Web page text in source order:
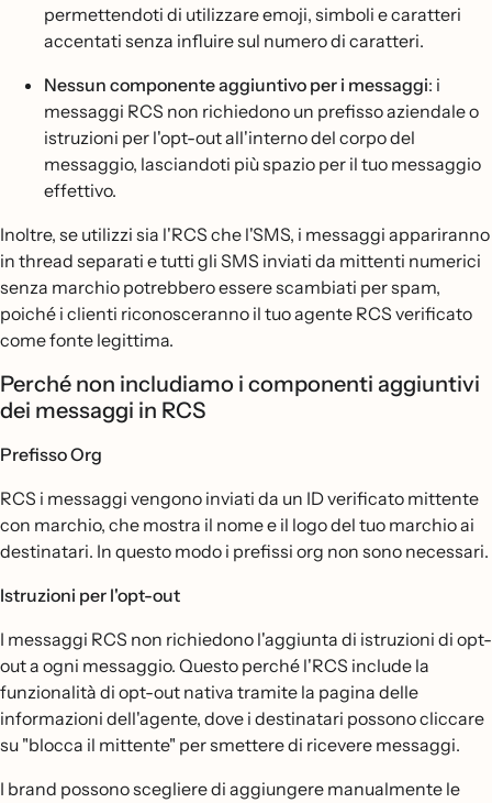
permettendoti di utilizzare emoji, simboli e caratteri
accentati senza influire sul numero di caratteri.
Nessun componente aggiuntivo per i messaggi: i
messaggi RCS non richiedono un prefisso aziendale o
istruzioni per l'opt-out all'interno del corpo del
messaggio, lasciandoti più spazio per il tuo messaggio
effettivo.
Inoltre, se utilizzi sia l'RCS che l'SMS, i messaggi appariranno
in thread separati e tutti gli SMS inviati da mittenti numerici
senza marchio potrebbero essere scambiati per spam,
poiché i clienti riconosceranno il tuo agente RCS verificato
come fonte legittima.
Perché non includiamo i componenti aggiuntivi
dei messaggi in RCS
Prefisso Org
RCS i messaggi vengono inviati da un ID verificato mittente
con marchio, che mostra il nome e il logo del tuo marchio ai
destinatari. In questo modo i prefissi org non sono necessari.
Istruzioni per l'opt-out
I messaggi RCS non richiedono l'aggiunta di istruzioni di opt-
out a ogni messaggio. Questo perché l'RCS include la
funzionalità di opt-out nativa tramite la pagina delle
informazioni dell'agente, dove i destinatari possono cliccare
su "blocca il mittente" per smettere di ricevere messaggi.
I brand possono scegliere di aggiungere manualmente le